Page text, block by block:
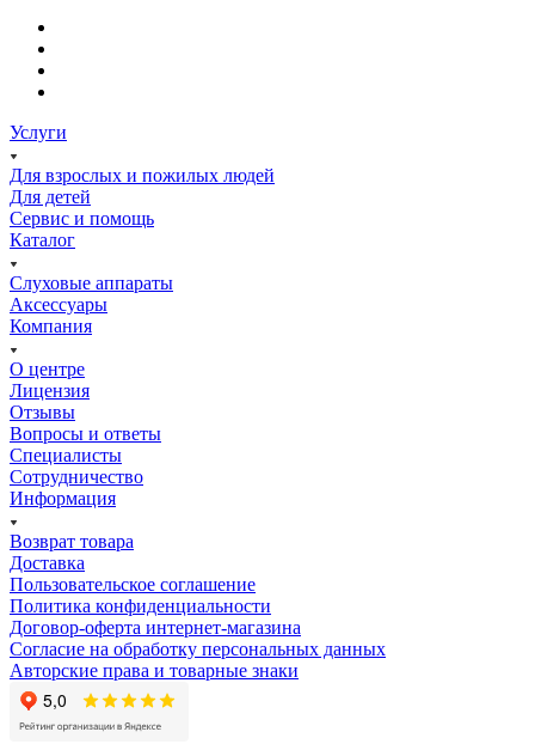
Услуги
Для взрослых и пожилых людей
Для детей
Сервис и помощь
Каталог
Слуховые аппараты
Аксессуары
Компания
О центре
Лицензия
Отзывы
Вопросы и ответы
Специалисты
Сотрудничество
Информация
Возврат товара
Доставка
Пользовательское соглашение
Политика конфиденциальности
Договор-оферта интернет-магазина
Согласие на обработку персональных данных
Авторские права и товарные знаки